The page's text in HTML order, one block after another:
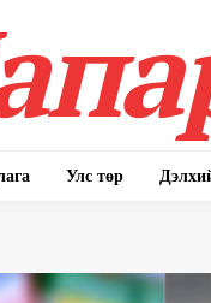
Улс төр